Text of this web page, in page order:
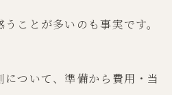
ことが多いのも事実です。
ついて、準備から費用・当